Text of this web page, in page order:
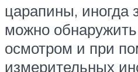
царапины, иногда
можно
осмотром и при
измерительных